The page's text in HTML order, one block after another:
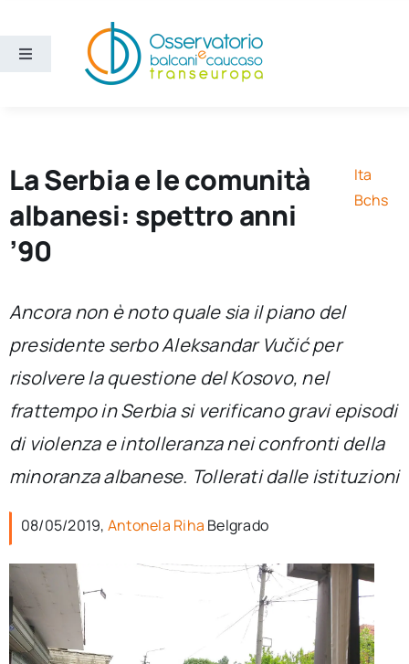
contenuto
Toggle
Ricerca e divulgazione
Chi siamo
per:
Newsletter
Ita
La Serbia e le comunità
albanesi: spettro anni
’90
Ita
Bchs
Ancora non è noto quale sia il piano del
presidente serbo Aleksandar Vučić per
risolvere la questione del Kosovo, nel
frattempo in Serbia si verificano gravi episodi
di violenza e intolleranza nei confronti della
minoranza albanese. Tollerati dalle istituzioni
08/05/2019, Antonela Riha Belgrado